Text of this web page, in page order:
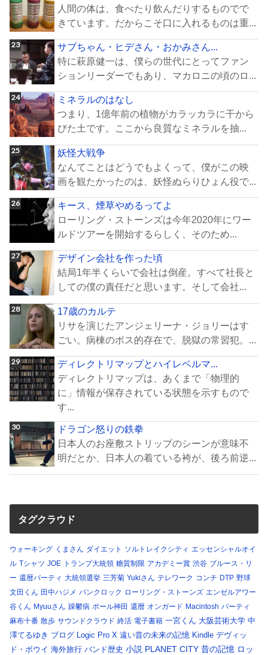
人間の体は、食べたり飲んだりするものでで
きています。だからこそ口に入れるものは重...
サブちゃん・ヒデさん・おかみさん...
特に萩原健一は、僕らの世代にとってファン
ションリーダーでもあり、マカロニの頃のロ...
ミネラルのはなし
つまり、1億年前の植物がカラッカラに干から
びた土です。ここから良質なミネラルを抽...
妖怪大戦争
なんてことはどうでもよくって、僕がこの映
画を観たかったのは、妖怪ぬらりひょん役で...
キース、煙草やめるってよ
ローリング・ストーンズは今年2020年にワー
ルドツアーを開始するらしく、そのため...
デザイン会社を作った頃
結局1年半くらいで会社は倒産。すべて社長と
しての僕の責任だと思います。そして会社...
17歳のカルテ
リサを演じたアンジェリーナ・ジョリーはす
ごい。病棟のボス的存在で、脱獄の常習犯。...
ディレクトリマップとハイレベルマ...
ディレクトリマップは、あくまで「物理的
に」情報が保存されている状態を示すもので
す...
ドラゴン怒りの鉄拳
日本人のお座敷ストリップのシーンが意味不
明だとか、日本人の着ている袴が、後ろ前逆...
タグクラウド
ウォーキング くまさん ダイエット ソルトレイクシティ エッセンシャルオイ
ル Tシャツ JOE トランプ大統領 糖質制限 アカデミー賞 渋谷 ブルース・リ
ー 還暦パーティ 大統領選挙 三芳菊 Yukiさん テレワーク コンチ DTP 野球
文田くん 田中ハジメ パンクロック ローリング・ストーンズ エンゼルアワー
谷くん Myuuさん 躁鬱病 ポール神田 還暦 オンガード Macintosh パーティ
麻布十番 散歩 サウンドクラウド 終活 電子書籍 一宮くん 大阪芸術大学 中
澤てるゆき ブログ Logic Pro X 遠い昔の未来の記憶 Kindle デヴィッ
ド・ボウイ 海外旅行 バンド歴史 小説 PLANET CITY 昔の記憶 ロッ